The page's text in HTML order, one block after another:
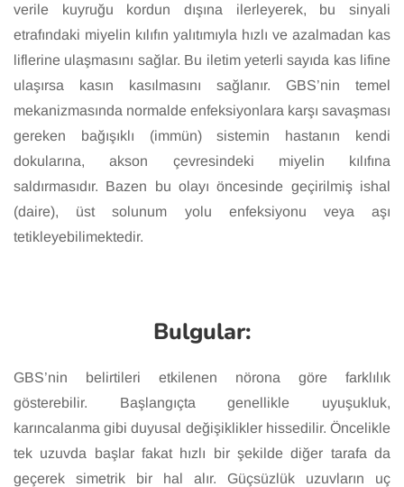
verile kuyruğu kordun dışına ilerleyerek, bu sinyali
etrafındaki miyelin kılıfın yalıtımıyla hızlı ve azalmadan kas
liflerine ulaşmasını sağlar. Bu iletim yeterli sayıda kas lifine
ulaşırsa kasın kasılmasını sağlanır. GBS’nin temel
mekanizmasında normalde enfeksiyonlara karşı savaşması
gereken bağışıklı (immün) sistemin hastanın kendi
dokularına, akson çevresindeki miyelin kılıfına
saldırmasıdır. Bazen bu olayı öncesinde geçirilmiş ishal
(daire), üst solunum yolu enfeksiyonu veya aşı
tetikleyebilimektedir.
Bulgular:
GBS’nin belirtileri etkilenen nörona göre farklılık
gösterebilir. Başlangıçta genellikle uyuşukluk,
karıncalanma gibi duyusal değişiklikler hissedilir. Öncelikle
tek uzuvda başlar fakat hızlı bir şekilde diğer tarafa da
geçerek simetrik bir hal alır. Güçsüzlük uzuvların uç